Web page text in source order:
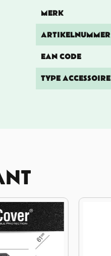
MERK
ARTIKELNUMMER
EAN CODE
TYPE ACCESSOIRE